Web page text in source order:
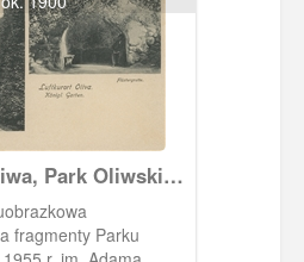
Park Oliwski
fragmenty Parku